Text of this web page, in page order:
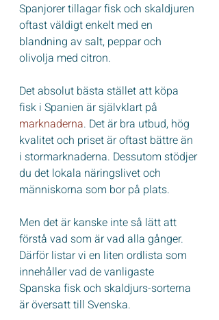
Spanjorer tillagar fisk och skaldjuren
oftast väldigt enkelt med en
blandning av salt, peppar och
olivolja med citron.
Det absolut bästa stället att köpa
fisk i Spanien är självklart på
marknaderna. Det är bra utbud, hög
kvalitet och priset är oftast bättre än
i stormarknaderna. Dessutom stödjer
du det lokala näringslivet och
människorna som bor på plats.
Men det är kanske inte så lätt att
förstå vad som är vad alla gånger.
Därför listar vi en liten ordlista som
innehåller vad de vanligaste
Spanska fisk och skaldjurs-sorterna
är översatt till Svenska.